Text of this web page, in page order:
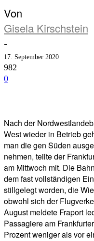
Von
Gisela Kirschstein
-
17. September 2020
982
0
Nach der
West wieder in Betrieb
man die gen Süden
nehmen, teilte der
am Mittwoch mit. Die
dem fast vollständigen
stillgelegt worden, die
obwohl sich der
August meldete Fraport
Passagiere am
Prozent weniger als vor